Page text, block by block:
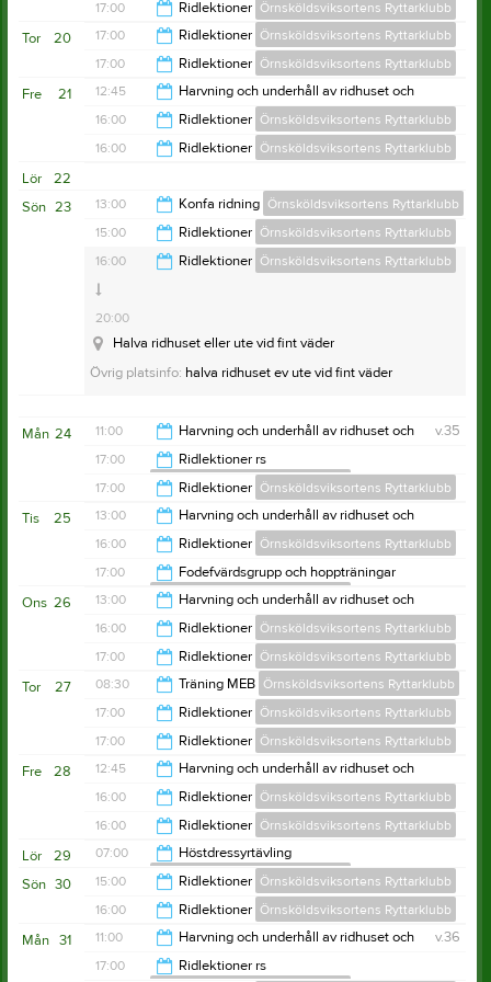
14:00
20:00
17:00 Ridlektioner Örnsköldsviksortens Ryttarklubb
21:00
20
Tor 17:00 Ridlektioner Örnsköldsviksortens Ryttarklubb
21:00
17:00 Ridlektioner Örnsköldsviksortens Ryttarklubb
21:00
21
Fre 12:45
Harvning och underhåll av ridhuset och
utebanor sommartid
Örnsköldsviksortens Ryttarklubb
13:45
16:00 Ridlektioner Örnsköldsviksortens Ryttarklubb
16:00 Ridlektioner Örnsköldsviksortens Ryttarklubb
19:00
22
Lör
23
Sön 13:00 Konfa ridning Örnsköldsviksortens Ryttarklubb
15:00
Övrig platsinfo:Hela ridhuset alt ute vid fint väder
15:00 Ridlektioner Örnsköldsviksortens Ryttarklubb
20:00
Halva ridhuset eller ute vid fint väder
Övrig platsinfo:halva ridhuset ev ute vid fint väder
16:00 Ridlektioner Örnsköldsviksortens Ryttarklubb
20:00
Halva ridhuset eller ute vid fint väder
Övrig platsinfo: halva ridhuset ev ute vid fint väder
24
Mån v.35
11:00
Harvning och underhåll av ridhuset och
utebanor sommartid
Örnsköldsviksortens Ryttarklubb
12:00
17:00
Ridlektioner rs
Örnsköldsviksortens Ryttarklubb
20:00
17:00 Ridlektioner Örnsköldsviksortens Ryttarklubb
21:00
25
Tis 13:00
Harvning och underhåll av ridhuset och
utebanor sommartid
Örnsköldsviksortens Ryttarklubb
14:00
16:00 Ridlektioner Örnsköldsviksortens Ryttarklubb
21:00
17:00
Fodefvärdsgrupp och hoppträningar
Örnsköldsviksortens Ryttarklubb
22:00
26
Ons 13:00
Harvning och underhåll av ridhuset och
utebanor sommartid
Örnsköldsviksortens Ryttarklubb
14:00
16:00 Ridlektioner Örnsköldsviksortens Ryttarklubb
20:00
17:00 Ridlektioner Örnsköldsviksortens Ryttarklubb
21:00
27
Tor 08:30 Träning MEB Örnsköldsviksortens Ryttarklubb
11:30
17:00 Ridlektioner Örnsköldsviksortens Ryttarklubb
21:00
17:00 Ridlektioner Örnsköldsviksortens Ryttarklubb
21:00
28
Fre 12:45
Harvning och underhåll av ridhuset och
utebanor sommartid
Örnsköldsviksortens Ryttarklubb
13:45
16:00 Ridlektioner Örnsköldsviksortens Ryttarklubb
18:00
16:00 Ridlektioner Örnsköldsviksortens Ryttarklubb
19:00
29
Lör 07:00
Höstdressyrtävling
Örnsköldsviksortens Ryttarklubb
21:00
30
Sön 15:00 Ridlektioner Örnsköldsviksortens Ryttarklubb
20:00
16:00 Ridlektioner Örnsköldsviksortens Ryttarklubb
20:00
31
Mån v.36
11:00
Harvning och underhåll av ridhuset och
utebanor sommartid
17:00
Ridlektioner rs